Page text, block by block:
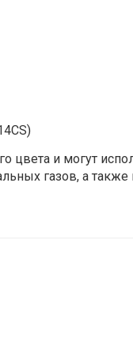
цвета и могут
газов, а